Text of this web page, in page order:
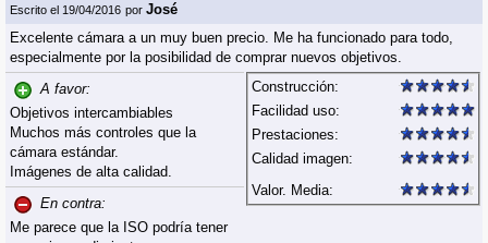
Escrito el 19/04/2016 por José
Excelente cámara a un muy buen precio. Me ha funcionado para todo,
especialmente por la posibilidad de comprar nuevos objetivos.
A favor:
Objetivos intercambiables
Muchos más controles que la
cámara estándar.
Imágenes de alta calidad.
En contra:
Me parece que la ISO podría tener
Construcción:
Facilidad uso:
Prestaciones:
Calidad imagen:
Valor. Media: